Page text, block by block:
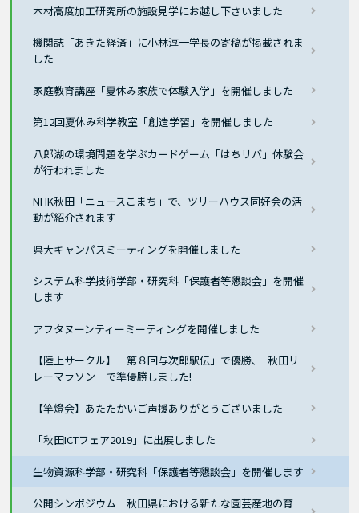
木材高度加工研究所の施設見学にお越し下さいました
機関誌「あきた経済」に小林淳一学長の寄稿が掲載されま
した
家庭教育講座「夏休み家族で体験入学」を開催しました
第12回夏休み科学教室「創造学習」を開催しました
八郎湖の環境問題を学ぶカードゲーム「はちリバ」体験会
が行われました
NHK秋田「ニュースこまち」で、ツリーハウス同好会の活
動が紹介されます
県大キャンパスミーティングを開催しました
システム科学技術学部・研究科「保護者等懇談会」を開催
します
アフタヌーンティーミーティングを開催しました
【陸上サークル】「第８回与次郎駅伝」で優勝､「秋田リ
レーマラソン」で準優勝しました!
【竿燈会】あたたかいご声援ありがとうございました
「秋田ICTフェア2019」に出展しました
生物資源科学部・研究科「保護者等懇談会」を開催します
公開シンポジウム「秋田県における新たな園芸産地の育